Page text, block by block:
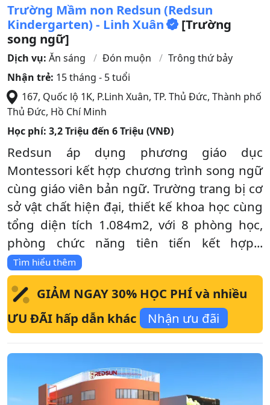
Trường Mầm non Redsun (Redsun
Kindergarten) - Linh Xuân
[Trường
song ngữ]
Dịch vụ: Ăn sáng Đón muộn
Trông thứ bảy
Nhận trẻ: 15 tháng - 5 tuổi
167, Quốc lộ 1K, P.Linh Xuân, TP. Thủ Đức, Thành phố
Thủ Đức, Hồ Chí Minh
Học phí: 3,2 Triệu đến 6 Triệu (VNĐ)
Redsun áp dụng phương giáo dục
Montessori kết hợp chương trình song ngữ
cùng giáo viên bản ngữ. Trường trang bị cơ
sở vật chất hiện đại, thiết kế khoa học cùng
tổng diện tích 1.084m2, với 8 phòng học,
phòng chức năng tiên tiến kết hợp...
Tìm hiểu thêm
GIẢM NGAY 30% HỌC PHÍ và nhiều
ƯU ĐÃI hấp dẫn khác
Nhận ưu đãi